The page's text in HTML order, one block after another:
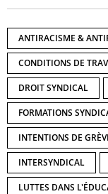
ANTIRACISME &
CONDITIONS DE
DROIT SYNDICAL
FORMATIONS
INTENTIONS DE
INTERSYNDICAL
LUTTES DANS